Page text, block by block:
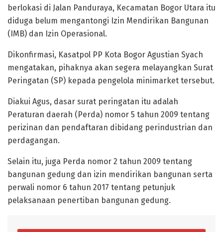
berlokasi di Jalan Panduraya, Kecamatan Bogor Utara itu
diduga belum mengantongi Izin Mendirikan Bangunan
(IMB) dan Izin Operasional.
Dikonfirmasi, Kasatpol PP Kota Bogor Agustian Syach
mengatakan, pihaknya akan segera melayangkan Surat
Peringatan (SP) kepada pengelola minimarket tersebut.
Diakui Agus, dasar surat peringatan itu adalah
Peraturan daerah (Perda) nomor 5 tahun 2009 tentang
perizinan dan pendaftaran dibidang perindustrian dan
perdagangan.
Selain itu, juga Perda nomor 2 tahun 2009 tentang
bangunan gedung dan izin mendirikan bangunan serta
perwali nomor 6 tahun 2017 tentang petunjuk
pelaksanaan penertiban bangunan gedung.